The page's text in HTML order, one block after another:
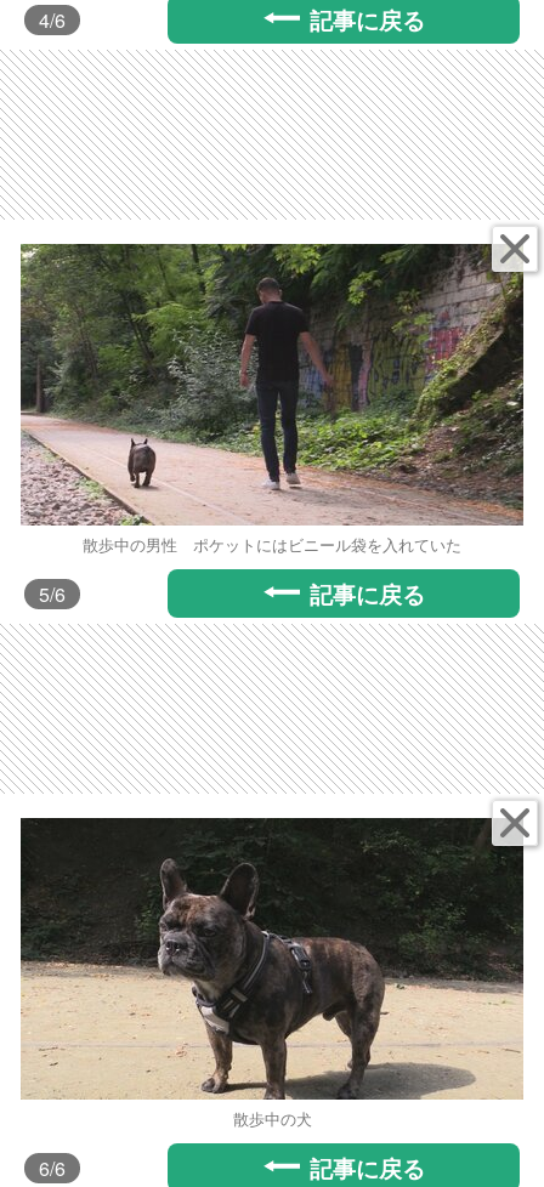
4/6 記事に戻る
散歩中の男性 ポケットにはビニール袋を入れていた
5/6 記事に戻る
散歩中の犬
6/6 記事に戻る